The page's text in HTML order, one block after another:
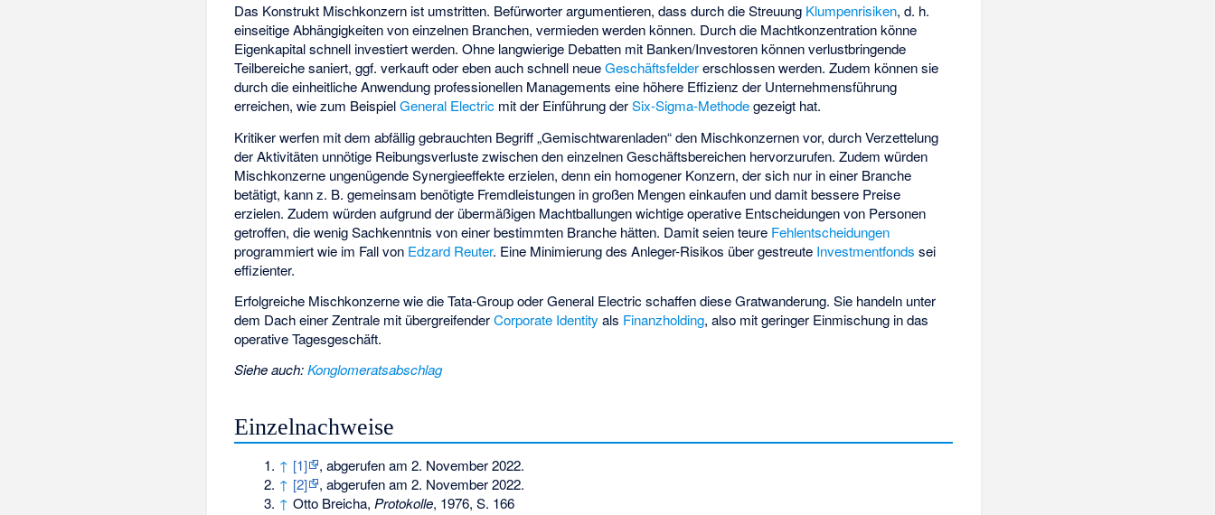
Das Konstrukt Mischkonzern ist umstritten. Befürworter argumentieren, dass durch die Streuung Klumpenrisiken, d. h.
einseitige Abhängigkeiten von einzelnen Branchen, vermieden werden können. Durch die Machtkonzentration könne
Eigenkapital schnell investiert werden. Ohne langwierige Debatten mit Banken/Investoren können verlustbringende
Teilbereiche saniert, ggf. verkauft oder eben auch schnell neueGeschäftsfeldererschlossen werden. Zudem können sie
durch die einheitliche Anwendung professionellen Managements eine höhere Effizienz der Unternehmensführung
erreichen, wie zum BeispielGeneral Electric mit der Einführung derSix-Sigma-Methodegezeigt hat.
Kritiker werfen mit dem abfällig gebrauchten Begriff „Gemischtwarenladen“ den Mischkonzernen vor, durch Verzettelung
der Aktivitäten unnötige Reibungsverluste zwischen den einzelnen Geschäftsbereichen hervorzurufen. Zudem würden
Mischkonzerne ungenügende Synergieeffekte erzielen, denn ein homogener Konzern, der sich nur in einer Branche
betätigt, kann z. B. gemeinsam benötigte Fremdleistungen in großen Mengen einkaufen und damit bessere Preise
erzielen. Zudem würden aufgrund der übermäßigen Machtballungen wichtige operative Entscheidungen von Personen
getroffen, die wenig Sachkenntnis von einer bestimmten Branche hätten. Damit seien teure Fehlentscheidungen
programmiert wie im Fall von Edzard Reuter. Eine Minimierung des Anleger-Risikos über gestreute Investmentfonds sei
effizienter.
Erfolgreiche Mischkonzerne wie die Tata-Group oder General Electric schaffen diese Gratwanderung. Sie handeln unter
dem Dach einer Zentrale mit übergreifenderCorporate Identity als Finanzholding, also mit geringer Einmischung in das
operative Tagesgeschäft.
Siehe auch:Konglomeratsabschlag
Einzelnachweise
↑ [1]
, abgerufen am 2. November 2022.
↑ [2]
, abgerufen am 2. November 2022.
↑ Otto Breicha, Protokolle, 1976, S. 166